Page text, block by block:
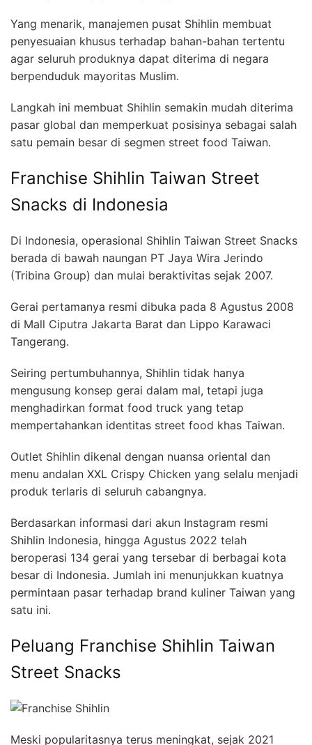
Yang menarik, manajemen pusat Shihlin membuat
penyesuaian khusus terhadap bahan-bahan tertentu
agar seluruh produknya dapat diterima di negara
berpenduduk mayoritas Muslim.
Langkah ini membuat Shihlin semakin mudah diterima
pasar global dan memperkuat posisinya sebagai salah
satu pemain besar di segmen street food Taiwan.
Franchise Shihlin Taiwan Street
Snacks di Indonesia
Di Indonesia, operasional Shihlin Taiwan Street Snacks
berada di bawah naungan PT Jaya Wira Jerindo
(Tribina Group) dan mulai beraktivitas sejak 2007.
Gerai pertamanya resmi dibuka pada 8 Agustus 2008
di Mall Ciputra Jakarta Barat dan Lippo Karawaci
Tangerang.
Seiring pertumbuhannya, Shihlin tidak hanya
mengusung konsep gerai dalam mal, tetapi juga
menghadirkan format food truck yang tetap
mempertahankan identitas street food khas Taiwan.
Outlet Shihlin dikenal dengan nuansa oriental dan
menu andalan XXL Crispy Chicken yang selalu menjadi
produk terlaris di seluruh cabangnya.
Berdasarkan informasi dari akun Instagram resmi
Shihlin Indonesia, hingga Agustus 2022 telah
beroperasi 134 gerai yang tersebar di berbagai kota
besar di Indonesia. Jumlah ini menunjukkan kuatnya
permintaan pasar terhadap brand kuliner Taiwan yang
satu ini.
Peluang Franchise Shihlin Taiwan
Street Snacks
Meski popularitasnya terus meningkat, sejak 2021